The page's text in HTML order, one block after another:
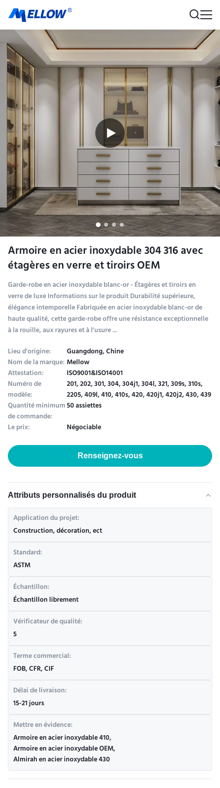
Armoire en acier inoxydable 304 316 avec
étagères en verre et tiroirs OEM
Garde-robe en acier inoxydable blanc-or - Étagères et tiroirs en
verre de luxe Informations sur le produit Durabilité supérieure,
élégance intemporelle Fabriquée en acier inoxydable blanc-or de
haute qualité, cette garde-robe offre une résistance exceptionnelle
à la rouille, aux rayures et à l'usure ...
Lieu d'origine:
Guangdong, Chine
Nom de la marque:Mellow
Attestation: ISO9001&ISO14001
Numéro de
modèle:
201, 202, 301, 304, 304j1, 304l, 321, 309s, 310s,
2205, 409l, 410, 410s, 420, 420j1, 420j2, 430, 439
Quantité minimum
de commande:
50 assiettes
Le prix:
Négociable
Renseignez-vous
Attributs personnalisés du produit
Application du projet:
Construction, décoration, ect
Standard:
ASTM
Échantillon:
Échantillon librement
Vérificateur de qualité:
5
Terme commercial:
FOB, CFR, CIF
Délai de livraison:
15-21 jours
Mettre en évidence:
Armoire en acier inoxydable 410,
Armoire en acier inoxydable OEM,
Almirah en acier inoxydable 430